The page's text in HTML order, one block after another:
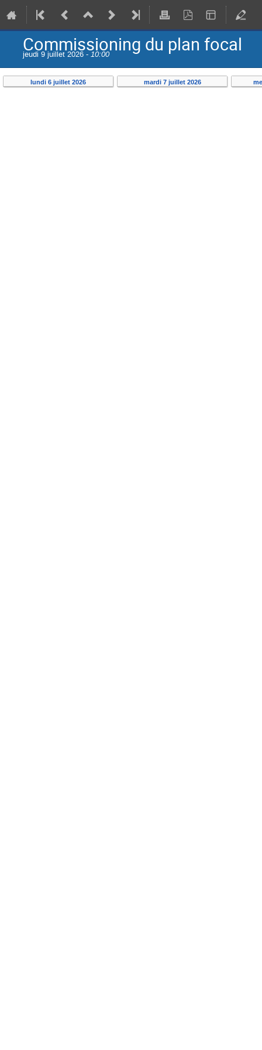
Commissioning du plan focal
jeudi 9 juillet 2026 - 10:00
lundi 6 juillet 2026 mardi 7 juillet 2026